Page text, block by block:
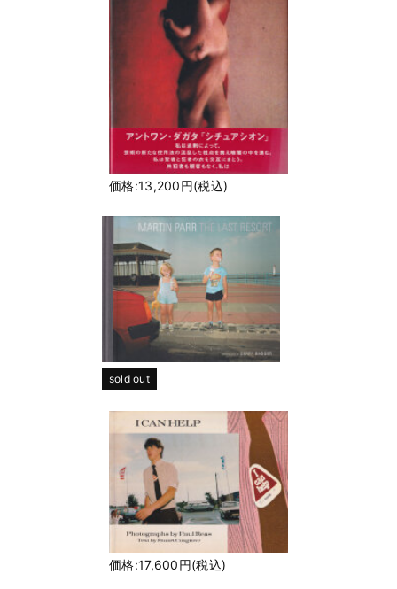
価格:13,200円(税込)
sold out
価格:17,600円(税込)